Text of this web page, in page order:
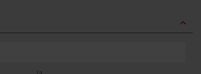
expand_less